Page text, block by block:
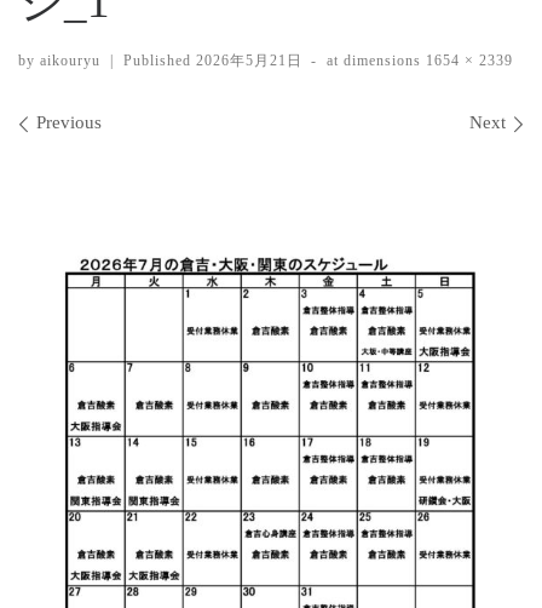
by aikouryu | Published 2026年5月21日 - at dimensions 1654 × 2339
Images navigation
Previous Next